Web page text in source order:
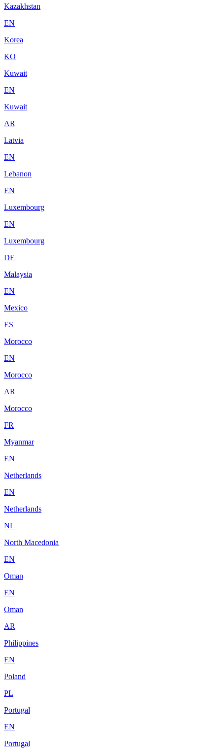
Kazakhstan
EN
Korea
KO
Kuwait
EN
Kuwait
AR
Latvia
EN
Lebanon
EN
Luxembourg
EN
Luxembourg
DE
Malaysia
EN
Mexico
ES
Morocco
EN
Morocco
AR
Morocco
FR
Myanmar
EN
Netherlands
EN
Netherlands
NL
North Macedonia
EN
Oman
EN
Oman
AR
Philippines
EN
Poland
PL
Portugal
EN
Portugal